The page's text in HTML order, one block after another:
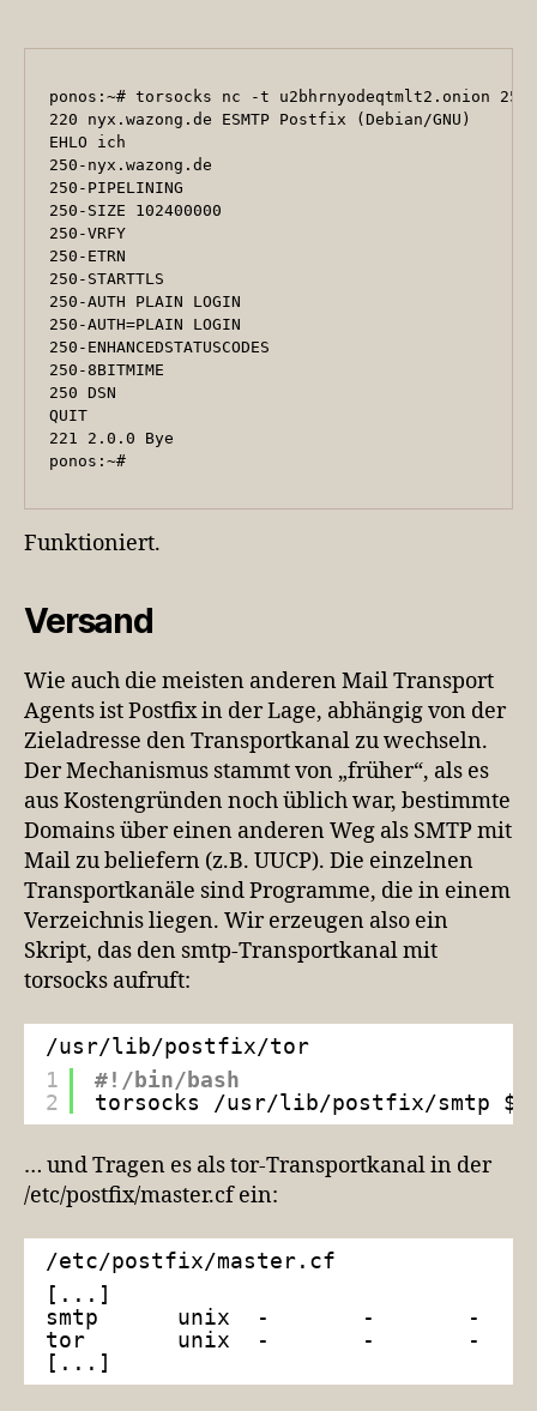
ponos:~# torsocks nc -t u2bhrnyodeqtmlt2.onion 25
220 nyx.wazong.de ESMTP Postfix (Debian/GNU)
EHLO ich
250-nyx.wazong.de
250-PIPELINING
250-SIZE 102400000
250-VRFY
250-ETRN
250-STARTTLS
250-AUTH PLAIN LOGIN
250-AUTH=PLAIN LOGIN
250-ENHANCEDSTATUSCODES
250-8BITMIME
250 DSN
QUIT
221 2.0.0 Bye
Funktioniert.
Versand
Wie auch die meisten anderen Mail Transport
Agents ist Postfix in der Lage, abhängig von der
Zieladresse den Transportkanal zu wechseln.
Der Mechanismus stammt von „früher“, als es
aus Kostengründen noch üblich war, bestimmte
Domains über einen anderen Weg als SMTP mit
Mail zu beliefern (z.B. UUCP). Die einzelnen
Transportkanäle sind Programme, die in einem
Verzeichnis liegen. Wir erzeugen also ein
Skript, das den smtp-Transportkanal mit
torsocks aufruft:
/usr/lib/postfix/tor
1
2
#!/bin/bash
torsocks /usr/lib/postfix/smtp $@
… und Tragen es als tor-Transportkanal in der
/etc/postfix/master.cf ein:
/etc/postfix/master.cf
[...]
smtp      unix  -       -       -
tor       unix  -       -       -
[...]